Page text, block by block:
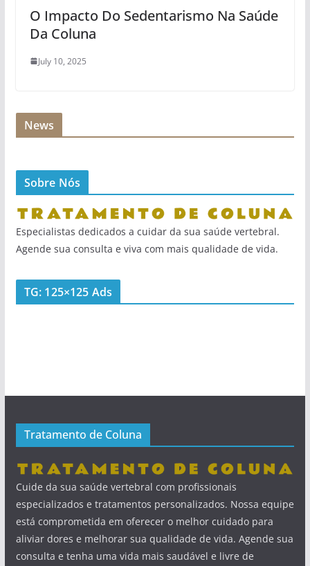
O Impacto Do Sedentarismo Na Saúde
Da Coluna
July 10, 2025
News
Sobre Nós
Especialistas dedicados a cuidar da sua saúde vertebral.
Agende sua consulta e viva com mais qualidade de vida.
TG: 125×125 Ads
Tratamento de Coluna
Cuide da sua saúde vertebral com profissionais
especializados e tratamentos personalizados. Nossa equipe
está comprometida em oferecer o melhor cuidado para
aliviar dores e melhorar sua qualidade de vida. Agende sua
consulta e tenha uma vida mais saudável e livre de